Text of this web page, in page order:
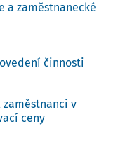
a zaměstnanecké
činnosti
v
ceny